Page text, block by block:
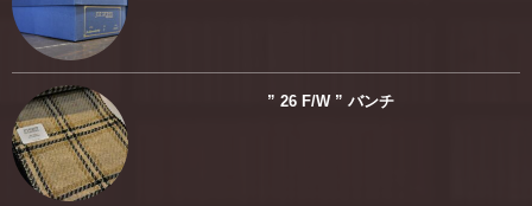
” 26 F/W ” バンチ